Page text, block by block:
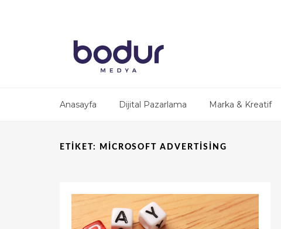
Anasayfa Dijital Pazarlama Marka & Kreatif
ETIKET: MICROSOFT ADVERTISING